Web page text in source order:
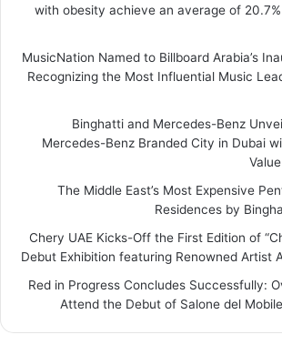
with obesity achieve an average of
MusicNation Named to Billboard Arabia’s
Recognizing the Most Influential Music
Binghatti and Mercedes-Benz
Mercedes-Benz Branded City in Dubai
The Middle East’s Most Expensive
Residences by
Chery UAE Kicks-Off the First Edition of
Debut Exhibition featuring Renowned Artist
Red in Progress Concludes Successfully:
Attend the Debut of Salone del